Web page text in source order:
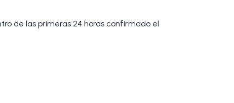
de las primeras 24 horas confirmado el